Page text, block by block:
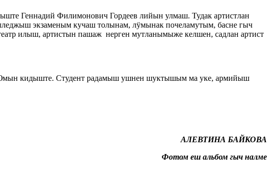
Геннадий Филимонович Гордеев лийын улмаш. Тудак артистлан
экзаменым кучаш толынам, лӱмынак почеламутым, басне гыч
илыш, артистын пашаж нерген мутланымыже келшен, садлан артист
кидыште. Студент радамыш ушнен шуктышым ма уке, армийыш
АЛЕВТИНА БАЙКОВА
Фотом еш альбом гыч налме